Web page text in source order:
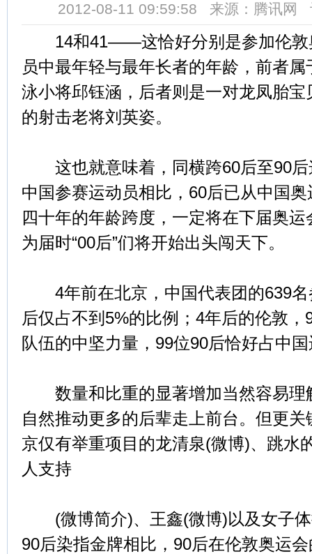
2012-08-11 09:59:58 来源：腾讯网
14和41——这恰好分别是参加伦敦
员中最年轻与最年长者的年龄，前者
泳小将邱钰涵，后者则是一对龙凤胎
的射击老将刘英姿。
这也就意味着，同横跨60后至90后
中国参赛运动员相比，60后已从中国
四十年的年龄跨度，一定将在下届奥
为届时“00后”们将开始出头闯天下。
4年前在北京，中国代表团的639名
后仅占不到5%的比例；4年后的伦敦
队伍的中坚力量，99位90后恰好占中
数量和比重的显著增加当然容易理
自然推动更多的后辈走上前台。但更
京仅有举重项目的龙清泉(微博)、跳水
人支持
(微博简介)、王鑫(微博)以及女子体
90后染指金牌相比，90后在伦敦奥运